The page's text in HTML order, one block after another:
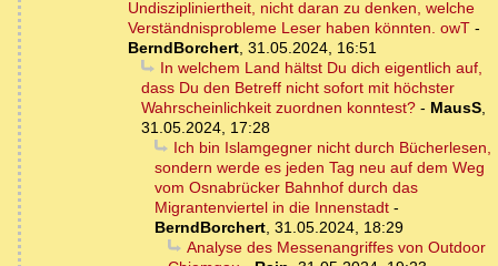
Undiszipliniertheit, nicht daran zu denken, welche
Verständnisprobleme Leser haben könnten. owT -
BerndBorchert, 31.05.2024, 16:51
In welchem Land hältst Du dich eigentlich auf,
dass Du den Betreff nicht sofort mit höchster
Wahrscheinlichkeit zuordnen konntest? - MausS,
31.05.2024, 17:28
Ich bin Islamgegner nicht durch Bücherlesen,
sondern werde es jeden Tag neu auf dem Weg
vom Osnabrücker Bahnhof durch das
Migrantenviertel in die Innenstadt -
BerndBorchert, 31.05.2024, 18:29
Analyse des Messenangriffes von Outdoor